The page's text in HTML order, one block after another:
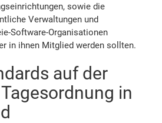
sowie die
Verwaltungen und
Software-Organisationen
in ihnen Mitglied werden sollten.
auf der
in